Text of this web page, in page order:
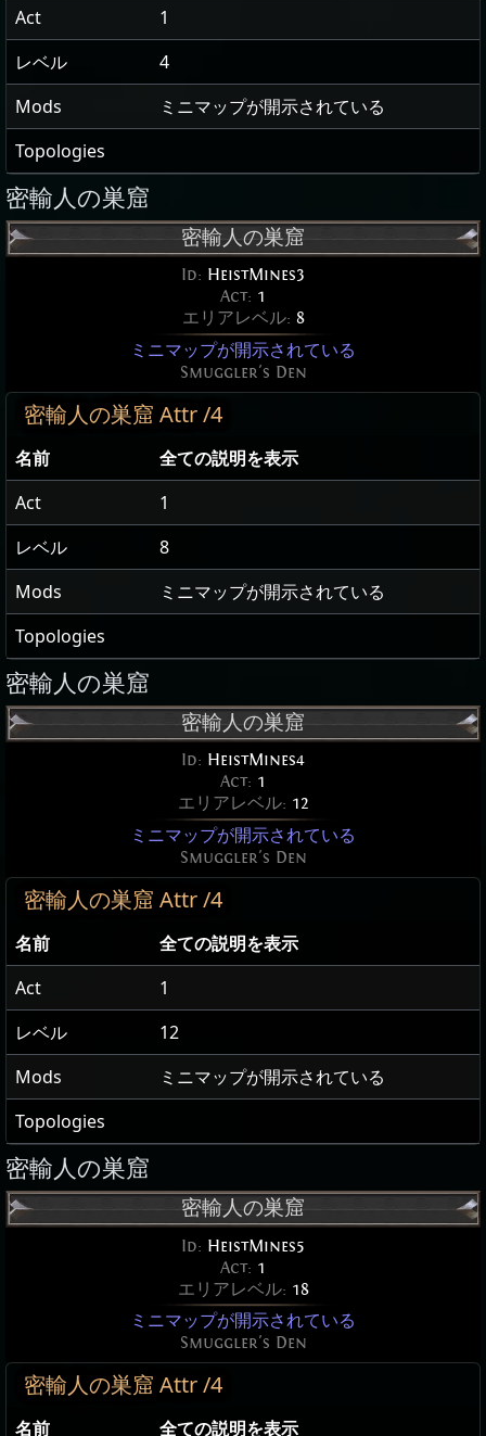
Act
1
レベル
4
Mods
ミニマップが開示されている
Topologies
密輸人の巣窟
密輸人の巣窟
Id: HeistMines3
Act: 1
エリアレベル: 8
ミニマップが開示されている
Smuggler's Den
密輸人の巣窟 Attr /4
名前
全ての説明を表示
Act
1
レベル
8
Mods
ミニマップが開示されている
Topologies
密輸人の巣窟
密輸人の巣窟
Id: HeistMines4
Act: 1
エリアレベル: 12
ミニマップが開示されている
Smuggler's Den
密輸人の巣窟 Attr /4
名前
全ての説明を表示
Act
1
レベル
12
Mods
ミニマップが開示されている
Topologies
密輸人の巣窟
密輸人の巣窟
Id: HeistMines5
Act: 1
エリアレベル: 18
ミニマップが開示されている
Smuggler's Den
密輸人の巣窟 Attr /4
名前 全ての説明を表示